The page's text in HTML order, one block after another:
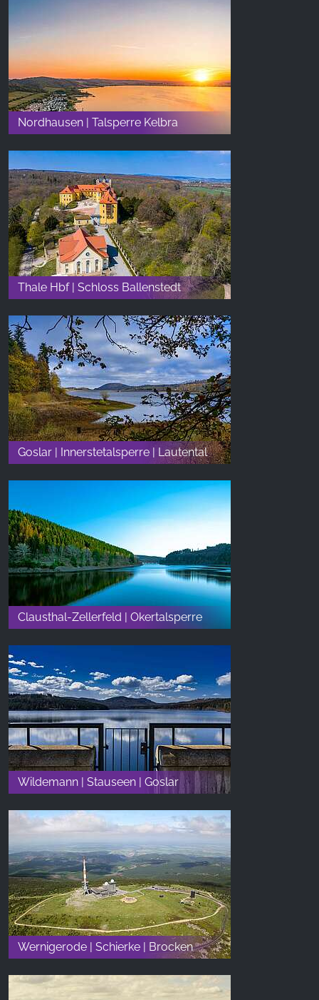
Nordhausen | Talsperre Kelbra
Thale Hbf | Schloss Ballenstedt
Goslar | Innerstetalsperre | Lautental
Clausthal-Zellerfeld | Okertalsperre
Wildemann | Stauseen | Goslar
Wernigerode | Schierke | Brocken